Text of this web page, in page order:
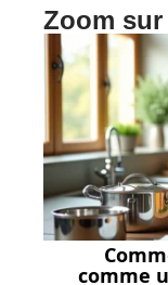
Zoom sur
comme